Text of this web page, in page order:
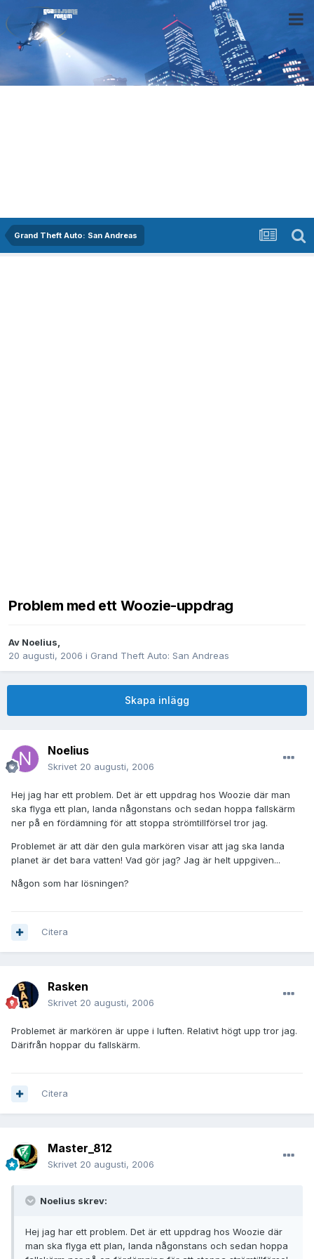
Grand Theft Auto: San Andreas
Problem med ett Woozie-uppdrag
Av Noelius,
20 augusti, 2006 i Grand Theft Auto: San Andreas
Skapa inlägg
Noelius
Skrivet 20 augusti, 2006
Hej jag har ett problem. Det är ett uppdrag hos Woozie där man
ska flyga ett plan, landa någonstans och sedan hoppa fallskärm
ner på en fördämning för att stoppa strömtillförsel tror jag.
Problemet är att där den gula markören visar att jag ska landa
planet är det bara vatten! Vad gör jag? Jag är helt uppgiven...
Någon som har lösningen?
Citera
Rasken
Skrivet 20 augusti, 2006
Problemet är markören är uppe i luften. Relativt högt upp tror jag.
Därifrån hoppar du fallskärm.
Citera
Master_812
Skrivet 20 augusti, 2006
Noelius skrev:
Hej jag har ett problem. Det är ett uppdrag hos Woozie där
man ska flyga ett plan, landa någonstans och sedan hoppa